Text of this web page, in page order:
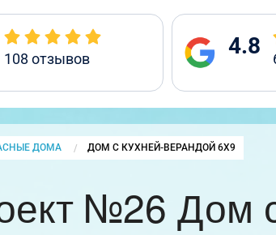
108 отзывов 4.8
ДОМА CURRENT:
ДОМ С КУХНЕЙ-ВЕРАНДОЙ 6Х9
№26 Дом